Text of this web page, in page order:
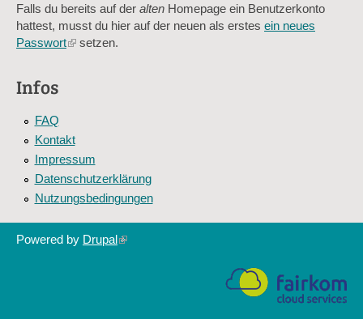
Falls du bereits auf der alten Homepage ein Benutzerkonto
hattest, musst du hier auf der neuen als erstes ein neues
Passwort(linksetzen.
Infos
FAQ
Kontakt
Impressum
Datenschutzerklärung
Nutzungsbedingungen
Powered by Drupal(link